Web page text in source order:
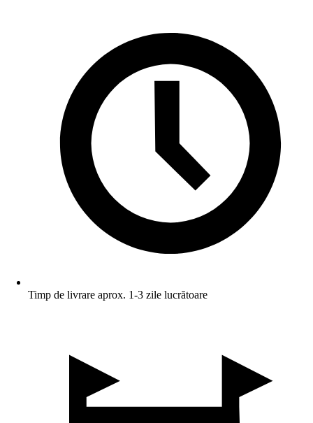
Timp de livrare aprox. 1-3 zile lucrătoare